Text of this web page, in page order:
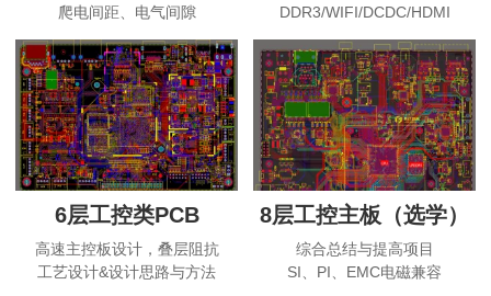
爬电间距、电气间隙
DDR3/WIFI/DCDC/HDMI
6层工控类PCB
高速主控板设计，叠层阻抗
工艺设计&设计思路与方法
8层工控主板（选学）
综合总结与提高项目
SI、PI、EMC电磁兼容